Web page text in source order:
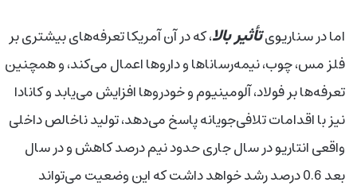
اما در سناریویتأثیر بالا، که در آن آمریکا تعرفه‌های بیشتری بر
فلز مس، چوب، نیمه‌رساناها و داروها اعمال می‌کند، و همچنین
تعرفه‌ها بر فولاد، آلومینیوم و خودروها افزایش می‌یابد و کانادا
نیز با اقدامات تلافی‌جویانه پاسخ می‌دهد، تولید ناخالص داخلی
واقعی انتاریو در سال جاری حدود نیم درصد کاهش و در سال
بعد 0.6 درصد رشد خواهد داشت که این وضعیت می‌تواند